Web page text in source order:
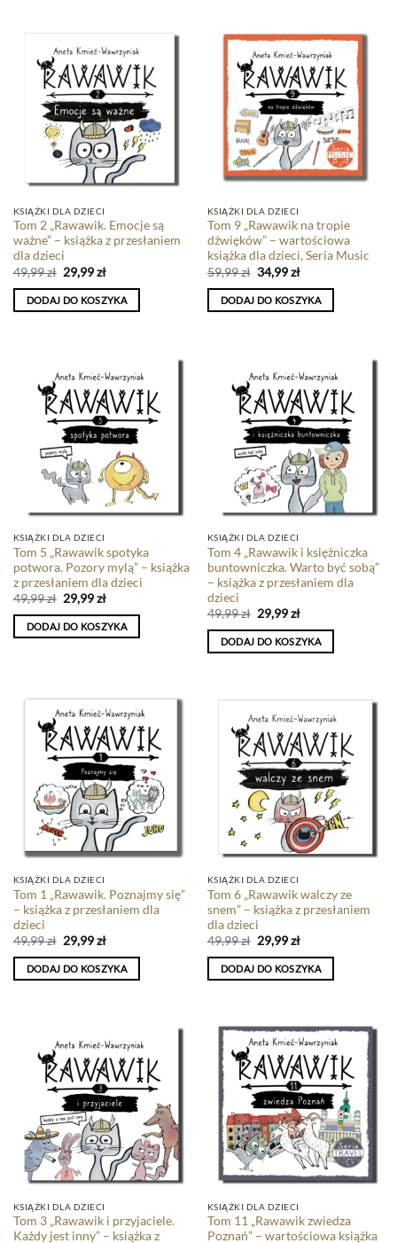
KSIĄŻKI DLA DZIECI
Tom 2 „Rawawik. Emocje są
ważne” – książka z przesłaniem
dla dzieci
49,99zł 29,99zł
DODAJ DO KOSZYKA
KSIĄŻKI DLA DZIECI
Tom 9 „Rawawik na tropie
dźwięków” – wartościowa
książka dla dzieci, Seria Music
59,99zł 34,99zł
DODAJ DO KOSZYKA
KSIĄŻKI DLA DZIECI
Tom 5 „Rawawik spotyka
potwora. Pozory mylą” – książka
z przesłaniem dla dzieci
49,99zł 29,99zł
DODAJ DO KOSZYKA
KSIĄŻKI DLA DZIECI
Tom 4 „Rawawik i księżniczka
buntowniczka. Warto być sobą”
– książka z przesłaniem dla
dzieci
49,99zł 29,99zł
DODAJ DO KOSZYKA
KSIĄŻKI DLA DZIECI
Tom 1 „Rawawik. Poznajmy się”
– książka z przesłaniem dla
dzieci
49,99zł 29,99zł
DODAJ DO KOSZYKA
KSIĄŻKI DLA DZIECI
Tom 6 „Rawawik walczy ze
snem” – książka z przesłaniem
dla dzieci
49,99zł 29,99zł
DODAJ DO KOSZYKA
KSIĄŻKI DLA DZIECI
Tom 3 „Rawawik i przyjaciele.
Każdy jest inny” – książka z
KSIĄŻKI DLA DZIECI
Tom 11 „Rawawik zwiedza
Poznań” – wartościowa książka